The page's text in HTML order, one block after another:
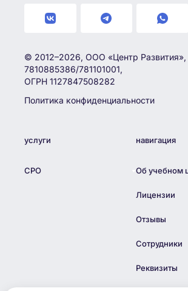
© 2012–2026, ООО «Центр
7810885386/781101001,
ОГРН 1127847508282
Политика конфиденциальности
услуги
СРО
навигация
Об учебном
Лицензии
Отзывы
Сотрудники
Реквизиты